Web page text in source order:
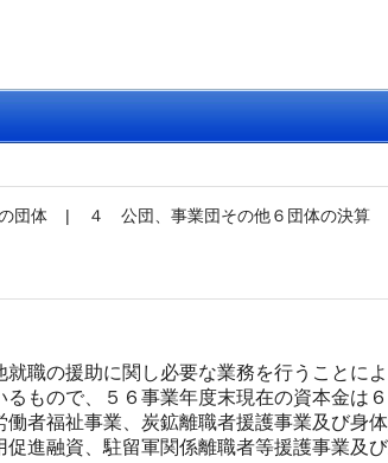
団体 | ４ 公団、事業団その他６団体の決算
職の援助に関し必要な業務を行うことに
もので、５６事業年度末現在の資本金は
者福祉事業、炭鉱離職者援護事業及び身
進融資、駐留軍関係離職者等援護事業及